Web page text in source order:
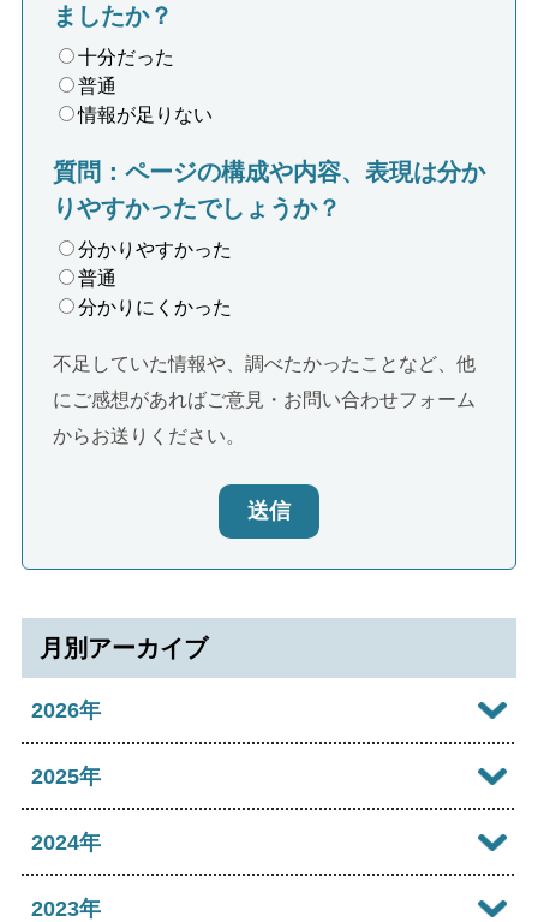
ましたか？
十分だった
普通
情報が足りない
質問：ページの構成や内容、表現は分か
りやすかったでしょうか？
分かりやすかった
普通
分かりにくかった
不足していた情報や、調べたかったことなど、他
にご感想があればご意見・お問い合わせフォーム
からお送りください。
送信
月別アーカイブ
2026年
2026年08月
2026年06月
2025年
2025年12月
2024年
2024年12月
2023年